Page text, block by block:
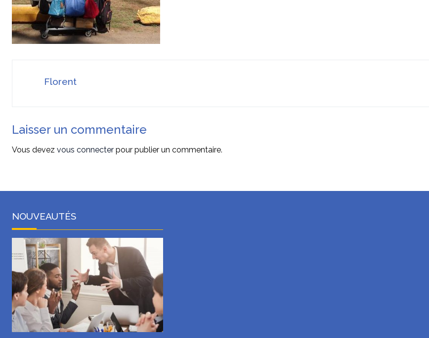
Florent
Laisser un commentaire
Vous devez vous connecter pour publier un commentaire.
NOUVEAUTÉS